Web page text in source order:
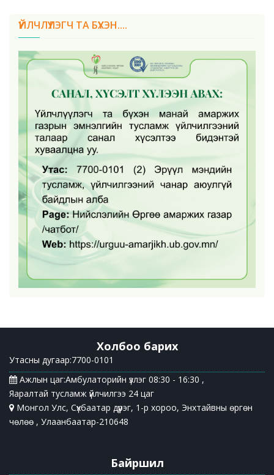
ҮЙЛЧЛҮҮЛЭГЧ ТА БҮХЭН....
Холбоо барих
Утасны дугаар:7700-0101
Ажлын цаг:Амбулаторийн үзлэг 08:30 - 16:30 ,
Яаралтай тусламж үйлчилгээ 24 цаг
Монгол Улс, Сүхбаатар дүүрэг, 1-р хороо, Энхтайвны өргөн
чөлөө , Улаанбаатар-210648
Байршил